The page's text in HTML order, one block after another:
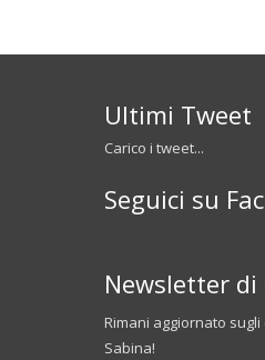
Ultimi Tweet
Carico i tweet...
Seguici su
Newsletter di
Rimani aggiornato
Sabina!